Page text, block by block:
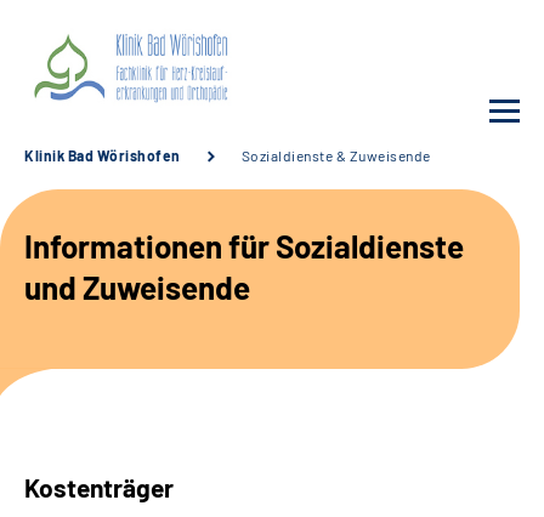
Unsere Klinik
Unsere Angebote
Klinik Bad Wörishofen Sozialdienste & Zuweisende
Informationen für Sozialdienste
und Zuweisende
Kostenträger